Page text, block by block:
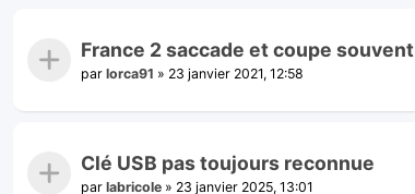
France 2 saccade et coupe souvent
par lorca91 » 23 janvier 2021, 12:58
Clé USB pas toujours reconnue
par labricole » 23 janvier 2025, 13:01